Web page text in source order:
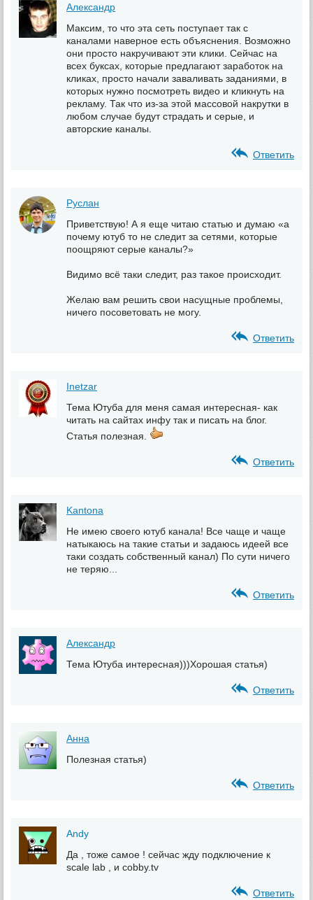
Александр
Максим, то что эта сеть поступает так с
каналами наверное есть объяснения. Возможно
они просто накручивают эти клики. Сейчас на
всех буксах, которые предлагают заработок на
кликах, просто начали заваливать заданиями, в
которых нужно посмотреть видео и кликнуть на
рекламу. Так что из-за этой массовой накрутки в
любом случае будут страдать и серые, и
авторские каналы.
Ответить
Руслан
Приветствую! А я еще читаю статью и думаю «а
почему ютуб то не следит за сетями, которые
поощряют серые каналы?»
Видимо всё таки следит, раз такое происходит.
Желаю вам решить свои насущные проблемы,
ничего посоветовать не могу.
Ответить
Inetzar
Тема Ютуба для меня самая интересная- как
читать на сайтах инфу так и писать на блог.
Статья полезная.
Ответить
Kantona
Не имею своего ютуб канала! Все чаще и чаще
натыкаюсь на такие статьи и задаюсь идеей все
таки создать собственный канал) По сути ничего
не теряю...
Ответить
Александр
Тема Ютуба интересная)))Хорошая статья)
Ответить
Анна
Полезная статья)
Ответить
Andy
Да , тоже самое ! сейчас жду подключение к
scale lab , и cobby.tv
Ответить